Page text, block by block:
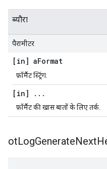
ब्यौरा
पैरामीटर
[in] aFormat
फ़ॉर्मैट स्ट्रिंग.
[in] . . .
फ़ॉर्मैट की खास बातों के लिए तर्क.
otLogGenerateNext